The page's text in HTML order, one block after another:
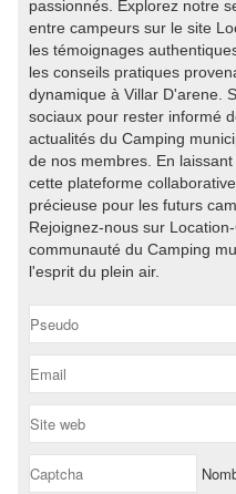
passionnés. Explorez notre
entre campeurs sur le site
les témoignages
les conseils pratiques
dynamique à Villar D'arene.
sociaux pour rester informé
actualités du Camping
de nos membres. En
cette plateforme
précieuse pour les futurs
Rejoignez-nous sur
communauté du Camping
l'esprit du plein air.